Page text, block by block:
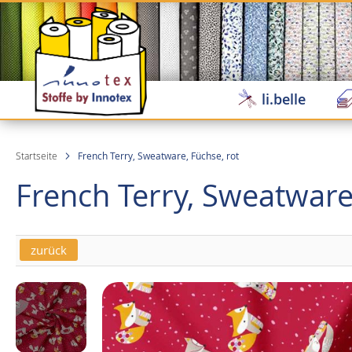
Direkt
zum
Inhalt
li.belle
Startseite French Terry, Sweatware, Füchse, rot
French Terry,
zurück
Skip
to
the
end
Skip
to
the
beginning